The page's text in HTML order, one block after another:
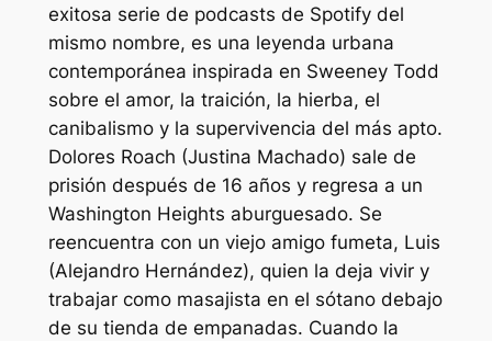
exitosa serie de podcasts de Spotify del
mismo nombre, es una leyenda urbana
contemporánea inspirada en Sweeney Todd
sobre el amor, la traición, la hierba, el
canibalismo y la supervivencia del más apto.
Dolores Roach (Justina Machado) sale de
prisión después de 16 años y regresa a un
Washington Heights aburguesado. Se
reencuentra con un viejo amigo fumeta, Luis
(Alejandro Hernández), quien la deja vivir y
trabajar como masajista en el sótano debajo
de su tienda de empanadas. Cuando la